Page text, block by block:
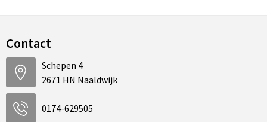
Contact
Schepen 4
2671 HN Naaldwijk
0174-629505